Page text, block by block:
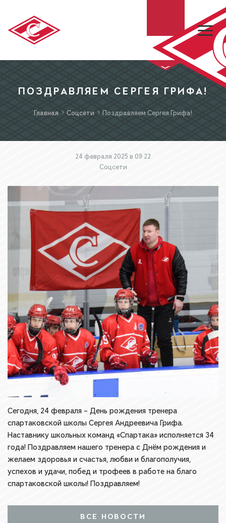
МХК «СПАРТАК»
МАГАЗИН
ПОЗДРАВЛЯЕМ СЕРГЕЯ ГРИФА!
Главная Соцсети Поздравляем Сергея Грифа!
24 февраля 2025 в 09:22
Соцсети
Сегодня, 24 февраля – День рождения тренера
спартаковской школы Сергея Андреевича Грифа.
Наставнику школьных команд «Спартака» исполняется 34
года! Поздравляем нашего тренера с Днём рождения и
желаем здоровья и счастья, любви и благополучия,
успехов и удачи, побед и трофеев в работе на благо
спартаковской школы! Поздравляем!
ВСЕ НОВОСТИ